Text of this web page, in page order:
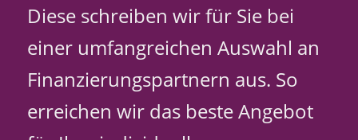
Diese schreiben wir für Sie bei
einer umfangreichen Auswahl an
Finanzierungspartnern aus. So
erreichen wir das beste Angebot